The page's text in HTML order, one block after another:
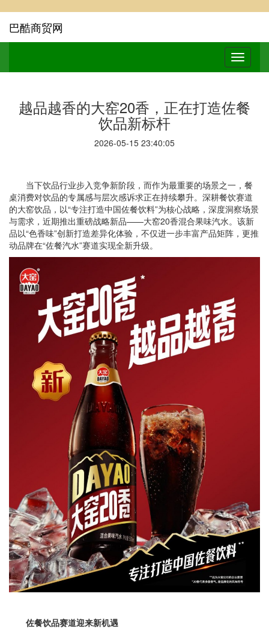
巴酷商贸网
越品越香的大窑20香，正在打造佐餐
饮品新标杆
2026-05-15 23:40:05
当下饮品行业步入竞争新阶段，而作为最重要的场景之一，餐
桌消费对饮品的专属感与层次感诉求正在持续攀升。深耕餐饮赛道
的大窑饮品，以“专注打造中国佐餐饮料”为核心战略，深度洞察场景
与需求，近期推出重磅战略新品——大窑20香混合果味汽水。该新
品以“色香味”创新打造差异化体验，不仅进一步丰富产品矩阵，更推
动品牌在“佐餐汽水”赛道实现全新升级。
佐餐饮品赛道迎来新机遇